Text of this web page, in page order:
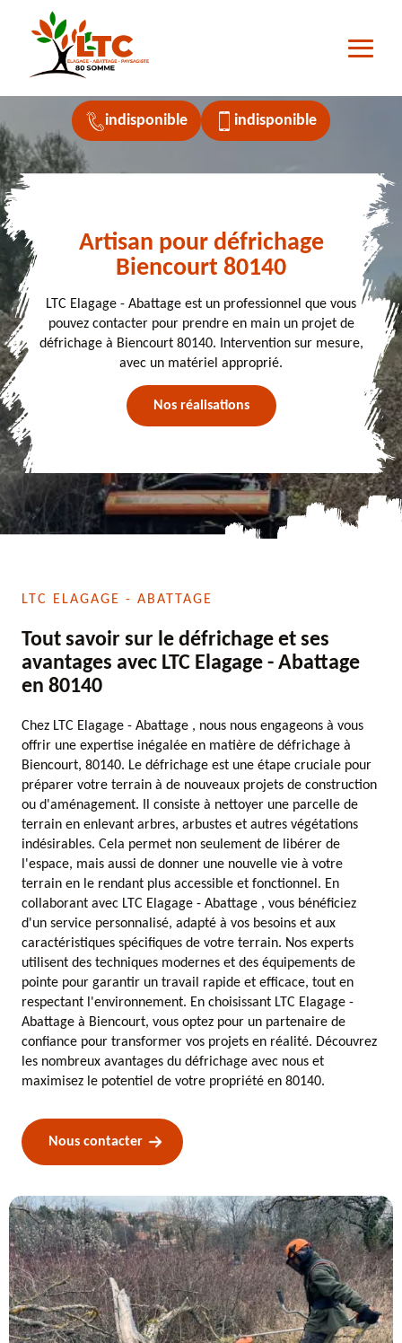
indisponible indisponible
Artisan pour défrichage
Biencourt 80140
LTC Elagage - Abattage est un professionnel que vous
pouvez contacter pour prendre en main un projet de
défrichage à Biencourt 80140. Intervention sur mesure,
avec un matériel approprié.
Nos réalisations
LTC ELAGAGE - ABATTAGE
Tout savoir sur le défrichage et ses
avantages avec LTC Elagage - Abattage
en 80140
Chez LTC Elagage - Abattage , nous nous engageons à vous
offrir une expertise inégalée en matière de défrichage à
Biencourt, 80140. Le défrichage est une étape cruciale pour
préparer votre terrain à de nouveaux projets de construction
ou d'aménagement. Il consiste à nettoyer une parcelle de
terrain en enlevant arbres, arbustes et autres végétations
indésirables. Cela permet non seulement de libérer de
l'espace, mais aussi de donner une nouvelle vie à votre
terrain en le rendant plus accessible et fonctionnel. En
collaborant avec LTC Elagage - Abattage , vous bénéficiez
d'un service personnalisé, adapté à vos besoins et aux
caractéristiques spécifiques de votre terrain. Nos experts
utilisent des techniques modernes et des équipements de
pointe pour garantir un travail rapide et efficace, tout en
respectant l'environnement. En choisissant LTC Elagage -
Abattage à Biencourt, vous optez pour un partenaire de
confiance pour transformer vos projets en réalité. Découvrez
les nombreux avantages du défrichage avec nous et
maximisez le potentiel de votre propriété en 80140.
Nous contacter